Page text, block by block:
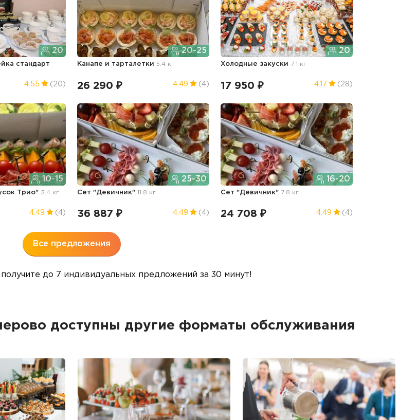
20
стандарт
4.55 (20)
20-25
Канапе и тарталетки5.4 кг
26 290 ₽ 4.49 (4)
20
Холодные закуски 7.1 кг
17 950 ₽ 4.17 (28)
10-15
Трио" 3.4 кг
4.49 (4)
25-30
Сет "Девичник"11.8 кг
36 887 ₽ 4.49 (4)
16-20
Сет "Девичник" 7.8 кг
24 708 ₽ 4.49 (4)
Все предложения
получите до 7 индивидуальных предложений за 30 минут!
доступны другие форматы обслуживания